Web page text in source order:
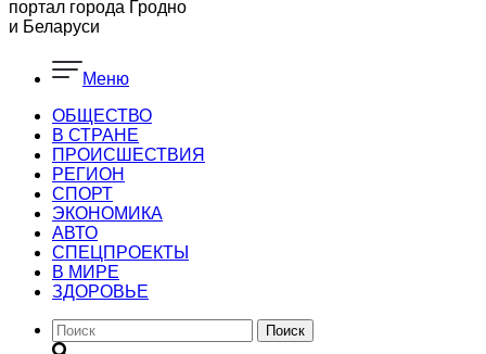
портал города Гродно
и Беларуси
Меню
ОБЩЕСТВО
В СТРАНЕ
ПРОИСШЕСТВИЯ
РЕГИОН
CПОРТ
ЭКОНОМИКА
АВТО
СПЕЦПРОЕКТЫ
В МИРЕ
ЗДОРОВЬЕ
Поиск